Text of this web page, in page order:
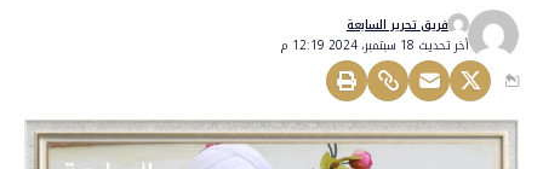
أخر تحديث 18 سبتمبر، 2024 12:19 م
فريق تحرير السابعة